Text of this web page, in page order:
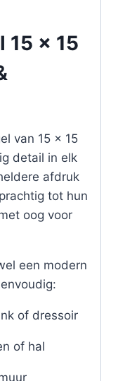
15 x 15
van 15 x 15
detail in elk
afdruk
tot hun
oog voor
een modern
of dressoir
of hal